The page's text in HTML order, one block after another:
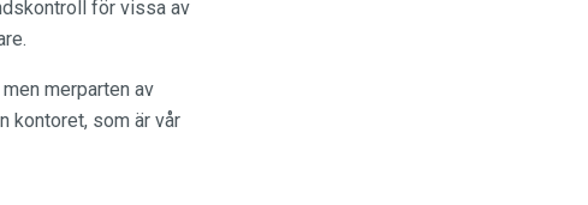
för vissa av
merparten av
kontoret, som är vår